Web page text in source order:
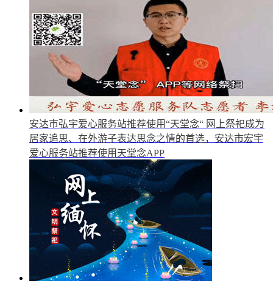
安达市弘宇爱心服务站推荐使用“天堂念“ 网上祭祀成为
居家追思、在外游子表达思念之情的首选，安达市宏宇
爱心服务站推荐使用天堂念APP